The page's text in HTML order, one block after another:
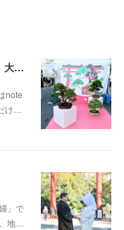
レポまとめ☆「大宮盆栽ウィーク 2024」大盆栽まつり、おおみや盆栽まつりにいってきた
note
け…
」で
地…